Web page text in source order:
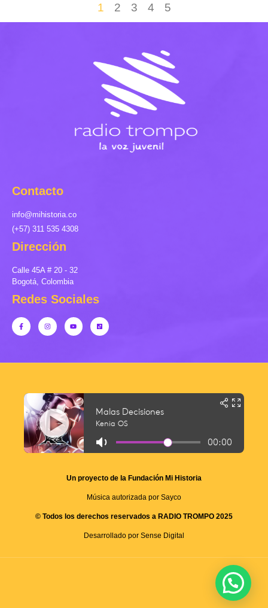
1 2 3 4 5
Contacto
info@mihistoria.co
(+57) 311 535 4308
Dirección
Calle 45A # 20 - 32
Bogotá, Colombia
Redes Sociales
Un proyecto de la Fundación Mi Historia
Música autorizada por Sayco
© Todos los derechos reservados a RADIO TROMPO 2025
Desarrollado por Sense Digital